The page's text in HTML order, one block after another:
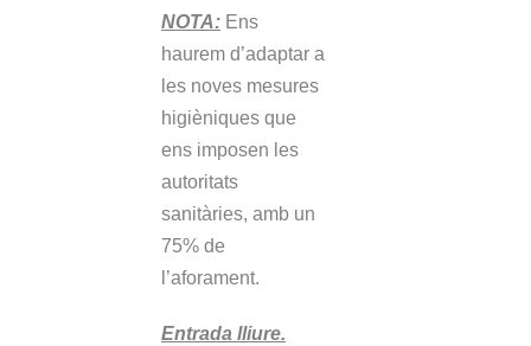
NOTA: Ens
haurem d’adaptar a
les noves mesures
higièniques que
ens imposen les
autoritats
sanitàries, amb un
75% de
l’aforament.
Entrada lliure.